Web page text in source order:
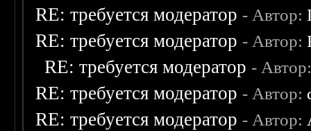
RE: требуется модератор - Автор:
RE: требуется модератор - Автор:
RE: требуется модератор -
RE: требуется модератор - Автор:
RE: требуется модератор - Автор: